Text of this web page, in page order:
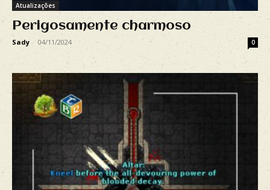
Atualizações
Perigosamente charmoso
Sady - 04/11/2024 0